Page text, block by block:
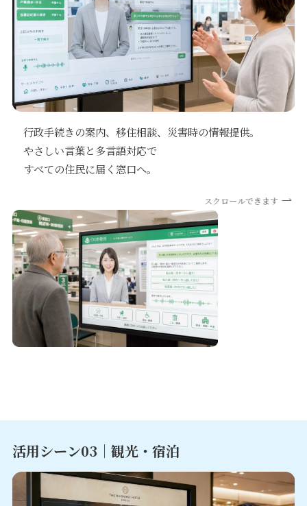
行政手続きの案内、移住相談、災害時の情報提供。
やさしい言葉と多言語対応で
すべての住民に届く窓口へ。
スクロールできます
活用シーン03｜観光・宿泊